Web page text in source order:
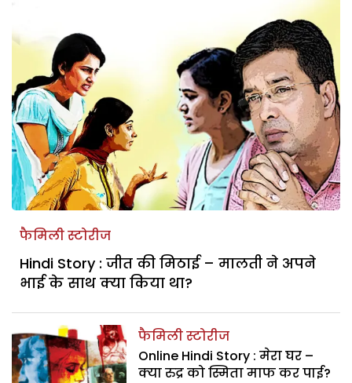
फैमिली स्टोरीज
Hindi Story : जीत की मिठाई – मालती ने अपने
भाई के साथ क्या किया था?
फैमिली स्टोरीज
Online Hindi Story : मेरा घर –
क्या रुद्र को स्मिता माफ कर पाई?